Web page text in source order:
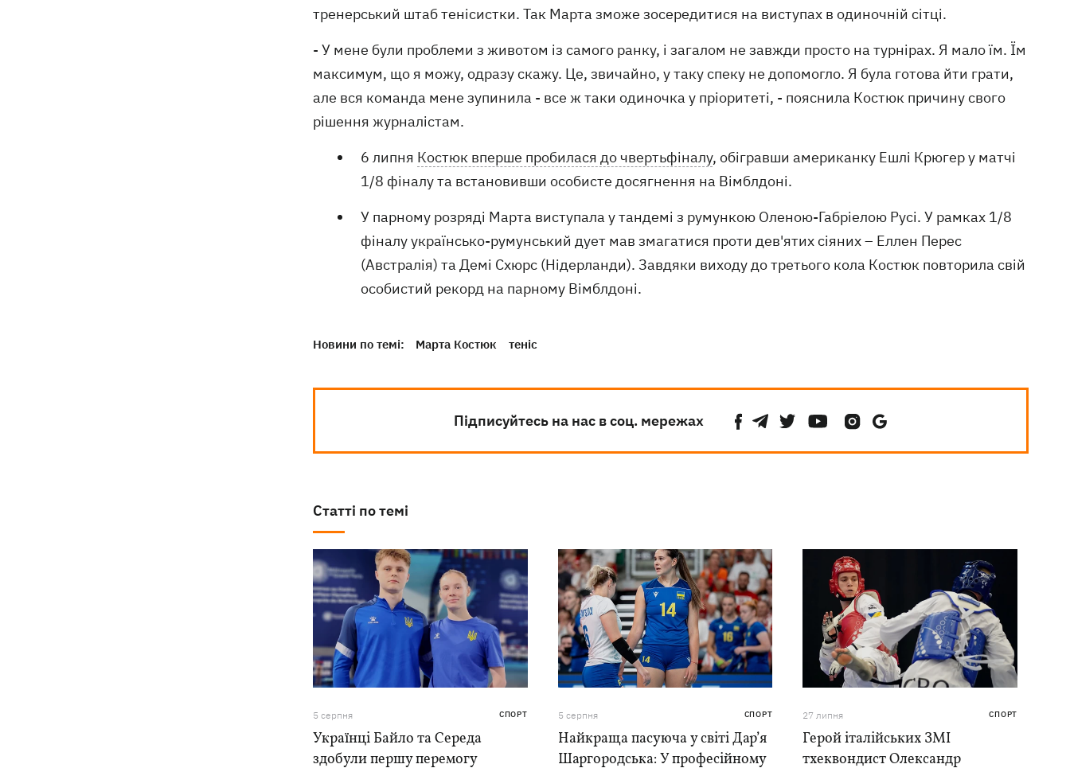
тренерський штаб тенісистки. Так Марта зможе зосередитися на виступах в одиночній сітці.
- У мене були проблеми з животом із самого ранку, і загалом не завжди просто на турнірах. Я мало їм. Їм
максимум, що я можу, одразу скажу. Це, звичайно, у таку спеку не допомогло. Я була готова йти грати,
але вся команда мене зупинила - все ж таки одиночка ​​у пріоритеті, - пояснила Костюк причину свого
рішення журналістам.
6 липня Костюк вперше пробилася до чвертьфіналу, обігравши американку Ешлі Крюгер у матчі
1/8 фіналу та встановивши особисте досягнення на Вімблдоні.
У парному розряді Марта виступала у тандемі з румункою Оленою-Габріелою Русі. У рамках 1/8
фіналу українсько-румунський дует мав змагатися проти дев'ятих сіяних – Еллен Перес
(Австралія) та Демі Схюрс (Нідерланди). Завдяки виходу до третього кола Костюк повторила свій
особистий рекорд на парному Вімблдоні.
Новини по темі: Марта Костюк теніс
Підписуйтесь на нас в соц. мережах
Статті по темі
5 серпня СПОРТ
Українці Байло та Середа
здобули першу перемогу
5 серпня СПОРТ
Найкраща пасуюча у світі Дар’я
Шаргородська: У професійному
27 липня СПОРТ
Герой італійських ЗМІ
тхеквондист Олександр